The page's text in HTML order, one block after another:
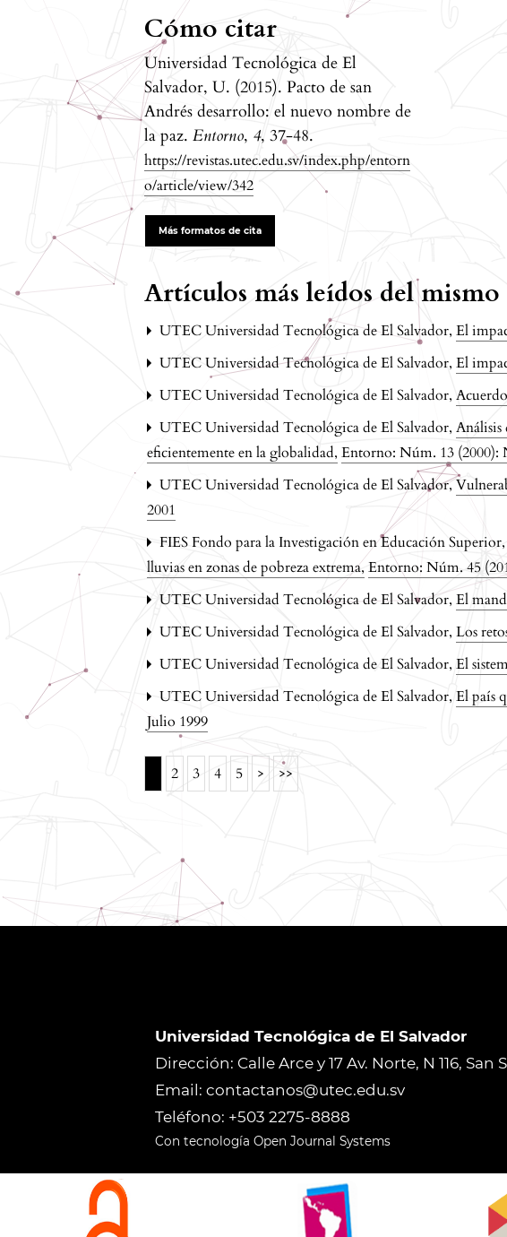
Cómo citar
Universidad Tecnológica de El
Salvador, U. (2015). Pacto de san
Andrés desarrollo: el nuevo nombre de
la paz.Entorno, 4, 37-48.
https://revistas.utec.edu.sv/index.php/entorn
o/article/view/342
Más formatos de cita
Artículos más leídos del
UTEC Universidad Tecnológica de El Salvador,El
UTEC Universidad Tecnológica de El Salvador,El
UTEC Universidad Tecnológica de El Salvador,
UTEC Universidad Tecnológica de El Salvador,
eficientemente en la globalidad,Entorno: Núm. 13 (2000):
UTEC Universidad Tecnológica de El Salvador,
2001
FIES Fondo para la Investigación en Educación
lluvias en zonas de pobreza extrema,Entorno: Núm. 45
UTEC Universidad Tecnológica de El Salvador,El
UTEC Universidad Tecnológica de El Salvador,Los
UTEC Universidad Tecnológica de El Salvador,El
UTEC Universidad Tecnológica de El Salvador,El país
Julio 1999
2 3 4 5 > >>
Universidad Tecnológica de El Salvador
Dirección: Calle Arce y 17 Av. Norte, N 116,
Email: contactanos@utec.edu.sv
Teléfono: +503 2275-8888
Con tecnología Open Journal Systems